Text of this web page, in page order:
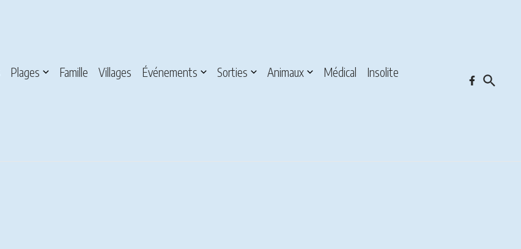
Plages Famille Villages Événements Sorties Animaux Médical
Insolite